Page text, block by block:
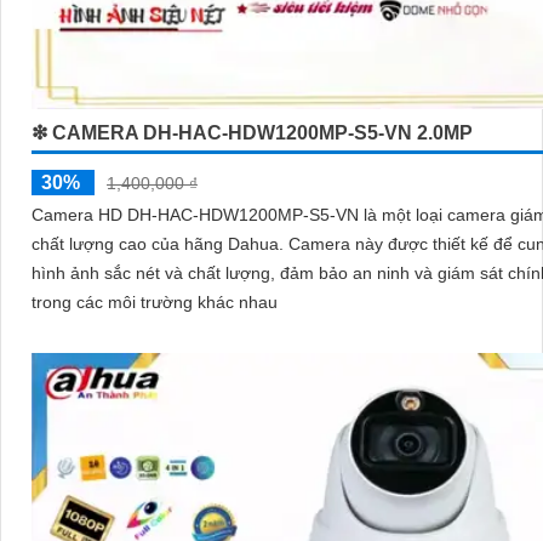
❇ CAMERA DH-HAC-HDW1200MP-S5-VN 2.0MP
30%
1,400,000 ₫
Camera HD DH-HAC-HDW1200MP-S5-VN là một loại camera
chất lượng cao của hãng Dahua. Camera này được thiết kế để cung cấp
hình ảnh sắc nét và chất lượng, đảm bảo an ninh và giám sát
trong các môi trường khác nhau